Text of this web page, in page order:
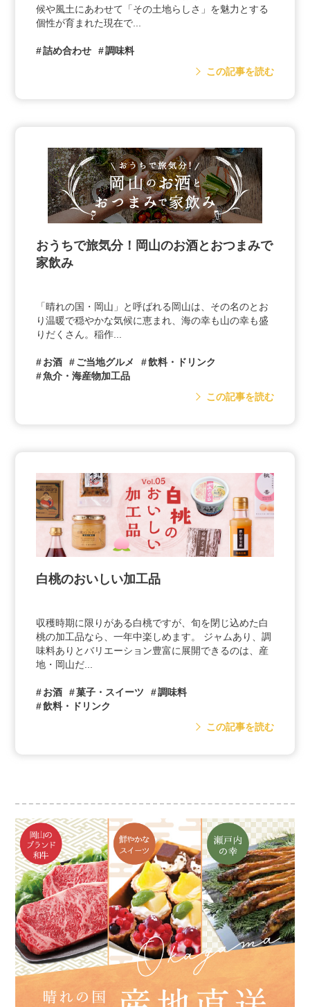
候や風土にあわせて「その土地らしさ」を魅力とする
個性が育まれた現在で...
詰め合わせ
調味料
この記事を読む
おうちで旅気分！岡山のお酒とおつまみで
家飲み
「晴れの国・岡山」と呼ばれる岡山は、その名のとお
り温暖で穏やかな気候に恵まれ、海の幸も山の幸も盛
りだくさん。稲作...
お酒 ご当地グルメ
飲料・ドリンク
魚介・海産物加工品
この記事を読む
白桃のおいしい加工品
収穫時期に限りがある白桃ですが、旬を閉じ込めた白
桃の加工品なら、一年中楽しめます。 ジャムあり、調
味料ありとバリエーション豊富に展開できるのは、産
地・岡山だ...
お酒 菓子・スイーツ
調味料
飲料・ドリンク
この記事を読む